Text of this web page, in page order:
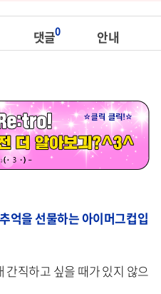
댓글0 안내
억을 선물하는 아이머그컵입
간직하고 싶을 때가 있지 않으